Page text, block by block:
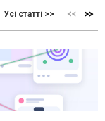
Усі статті >>